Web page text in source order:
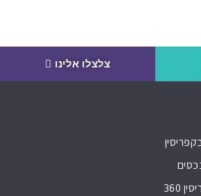
צלצלו אלינו
360